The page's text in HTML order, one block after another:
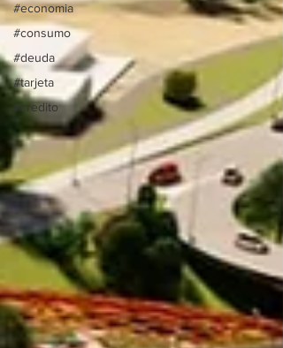
#economia
#consumo
#deuda
#tarjeta
#credito